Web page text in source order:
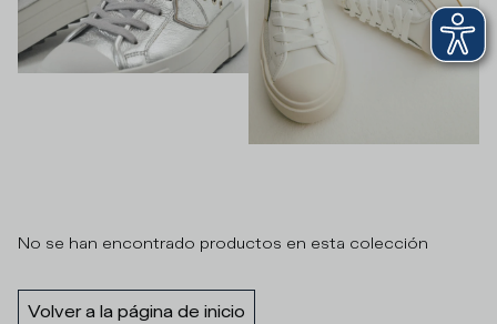
No se han encontrado productos en esta colección
Volver a la página de inicio